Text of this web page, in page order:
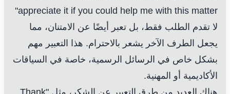
appreciate it if you could help me with this matter"
لا تقدم الطلب فقط، بل تعبر أيضًا عن الامتنان، مما
يجعل الطرف الآخر يشعر بالاحترام. هذا التعبير مهم
بشكل خاص في الرسائل الرسمية، خاصة في السياقات
الأكاديمية أو المهنية.
هناك العديد من طرق التعبير عن الشكر، مثل "Thank